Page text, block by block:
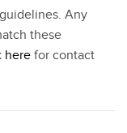
Any
these
here for contact